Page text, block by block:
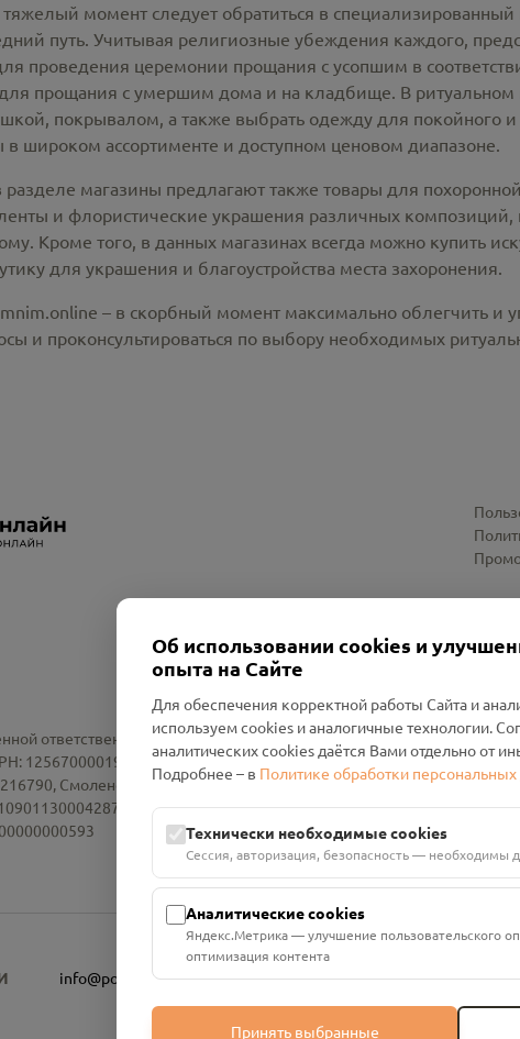
момент следует обратиться в
путь. Учитывая религиозные убеждения каждого,
проведения церемонии прощания с усопшим в
прощания с умершим дома и на кладбище. В
покрывалом, а также выбрать одежду для покойного
широком ассортименте и доступном ценовом диапазоне.
магазины предлагают также товары для
и флористические украшения различных
Кроме того, в данных магазинах всегда можно купить
для украшения и благоустройства места захоронения.
– в скорбный момент максимально облегчить и
и проконсультироваться по выбору необходимых
ответственностью «Смоленский Проект Помним»
1256700001986
Смоленская область, р-н Руднянский, г. Рудня, улица Западная,
в АО "АЛЬФА-БАНК"
info@pomnim.online
Об использовании cookies и
опыта на Сайте
Для обеспечения корректной работы Сайта и
используем cookies и аналогичные технологии.
аналитических cookies даётся Вами отдельно от
Подробнее – в Политике обработки
Технически необходимые cookies
Сессия, авторизация, безопасность — необходимы
Аналитические cookies
Яндекс.Метрика — улучшение пользовательского
оптимизация контента
Принять выбранные